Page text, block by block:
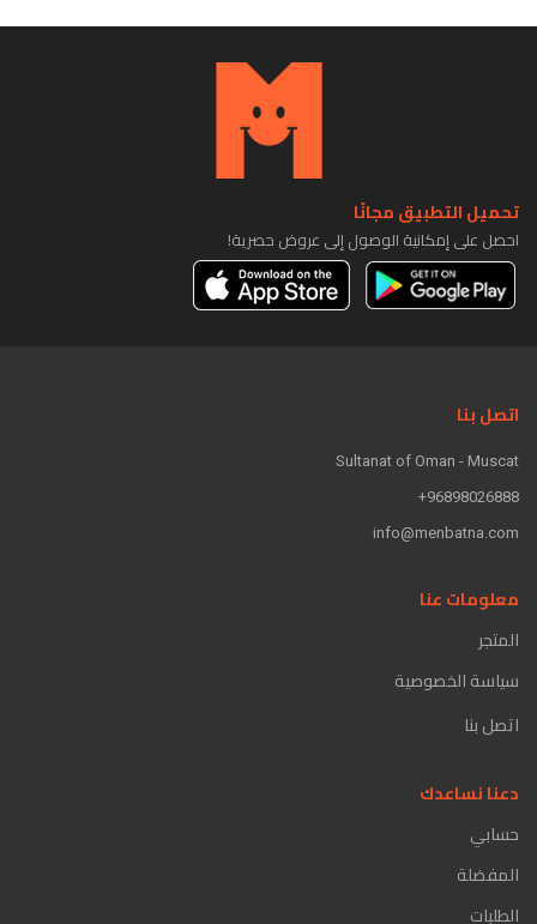
تحميل التطبيق مجانًا
احصل على إمكانية الوصول إلى عروض حصرية!
اتصل بنا
Sultanat of Oman - Muscat
96898026888+
info@menbatna.com
معلومات عنا
المتجر
سياسة الخصوصية
اتصل بنا
دعنا نساعدك
حسابي
المفضلة
الطلبات